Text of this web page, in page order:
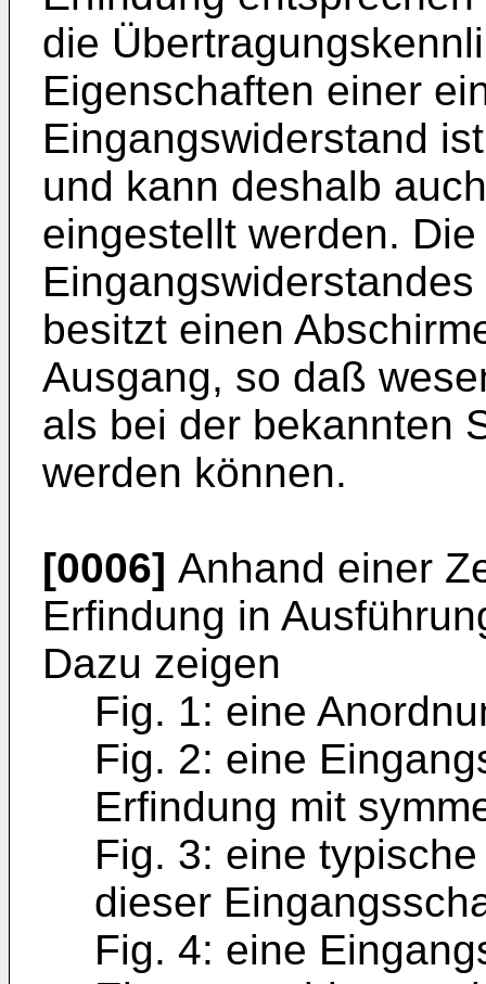
die
Eigenschaften einer
Eingangswiderstand
und kann deshalb
ein­gestellt werden.
besitzt einen
Ausgang, so daß
als bei der bekannten
werden können.
[0006] Anhand einer
Erfindung in
Dazu zeigen
Fig. 1: eine
Fig. 2: eine
Erfindung mit
Fig. 3: eine
dieser
Fig. 4: eine